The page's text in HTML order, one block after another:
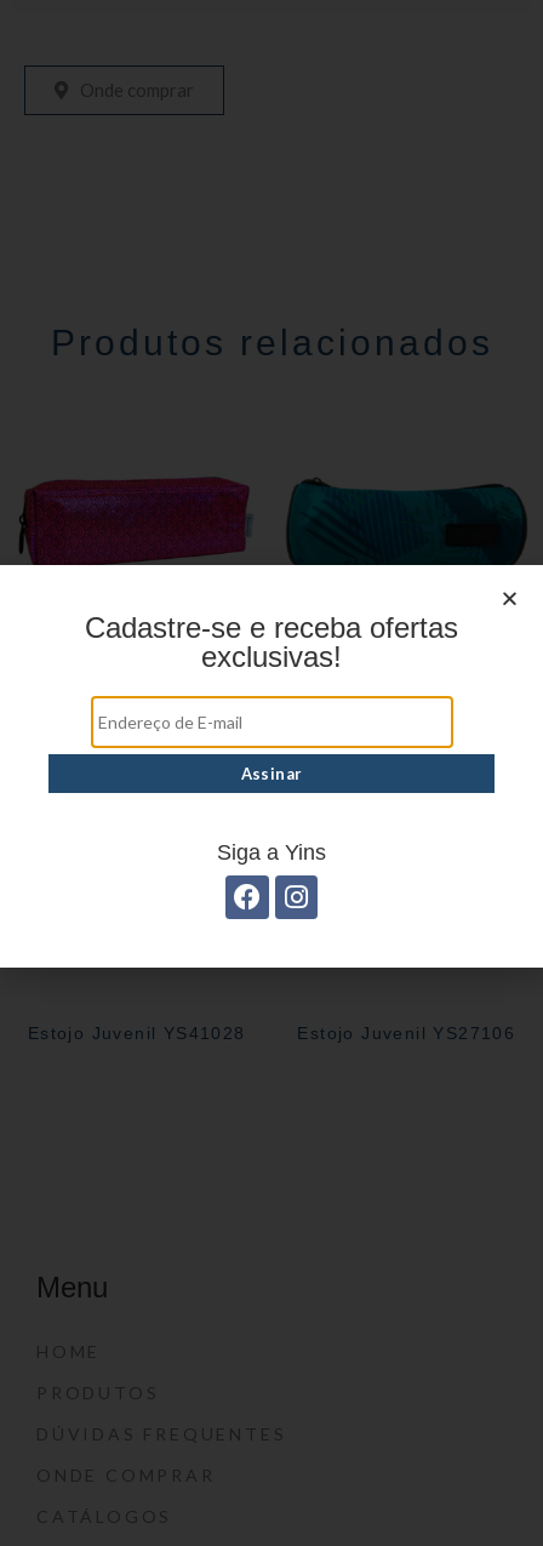
Onde comprar
Produtos relacionados
Estojo Juvenil YS41028 Estojo Juvenil YS27106
Menu
HOME
PRODUTOS
DÚVIDAS FREQUENTES
ONDE COMPRAR
CATÁLOGOS
Cadastre-se e receba ofertas
exclusivas!
Siga a Yins